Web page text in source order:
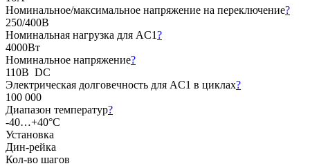
Номинальное/максимальное напряжение на переключение?
250/400В
Номинальная нагрузка для AC1?
4000Вт
Номинальное напряжение?
110В DC
Электрическая долговечность для AC1 в циклах?
100 000
Диапазон температур?
-40…+40°C
Установка
Дин-рейка
Кол-во шагов